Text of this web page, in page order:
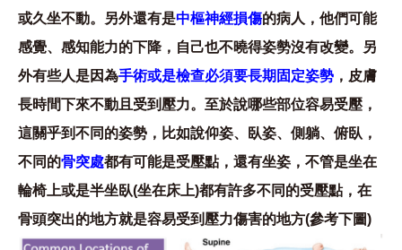
或久坐不動。另外還有是中樞神經損傷的病人，他們可能
感覺、感知能力的下降，自己也不曉得姿勢沒有改變。另
外有些人是因為手術或是檢查必須要長期固定姿勢 ，皮膚
長時間下來不動且受到壓力。至於說哪些部位容易受壓，
這關乎到不同的姿勢，比如說仰姿、臥姿、側躺、俯臥，
不同的骨突處都有可能是受壓點，還有坐姿，不管是坐在
輪椅上或是半坐臥(坐在床上)都有許多不同的受壓點，在
骨頭突出的地方就是容易受到壓力傷害的地方(參考下圖)